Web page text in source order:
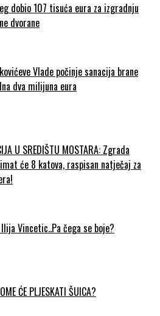
dobio 107 tisuća eura za izgradnju
dvorane
Vlade počinje sanacija brane
dva milijuna eura
U SREDIŠTU MOSTARA: Zgrada
će 8 katova, raspisan natječaj za
Vincetic..Pa čega se boje?
ĆE PLJESKATI ŠUICA?